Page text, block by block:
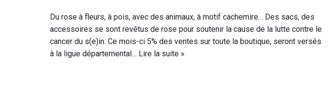
Du rose à fleurs, à pois, avec des animaux, à motif cachemire… Des sacs, des
accessoires se sont revêtus de rose pour soutenir la cause de la lutte contre le
cancer du s(e)in. Ce mois-ci 5% des ventes sur toute la boutique, seront versés
à la ligue départemental… Lire la suite »